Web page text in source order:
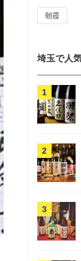
朝霞
埼玉で人